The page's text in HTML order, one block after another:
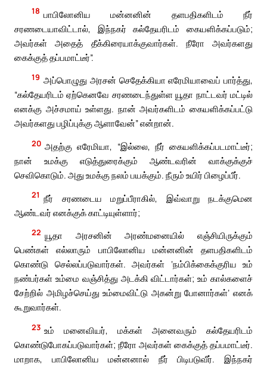
18 பாபிலோனிய மன்னனின் தளபதிகளிடம் நீர்
சரணடையாவிட்டால், இந்நகர் கல்தேயரிடம் கையளிக்கப்படும்;
அவர்கள் அதைத் தீக்கிரையாக்குவார்கள். நீரோ அவர்களது
கைக்குத் தப்பமாட்டீர்”.
19 அப்பொழுது அரசன் செதேக்கியா எரேமியாவைப் பார்த்து,
“கல்தேயரிடம் ஏற்கெனவே சரணடைந்துள்ள யூதா நாட்டவர் மட்டில்
எனக்கு அச்சமாய் உள்ளது. நான் அவர்களிடம் கையளிக்கப்பட்டு
அவர்களது பழிப்புக்கு ஆளாவேன்” என்றான்.
20 அதற்கு எரேமியா, “இல்லை, நீர் கையளிக்கப்படமாட்டீர்;
நான் உமக்கு எடுத்துரைக்கும் ஆண்டவரின் வாக்குக்குச்
செவிகொடும். அது உமக்கு நலம் பயக்கும். நீரும் உயிர் பிழைப்பீர்.
21 நீர் சரணடைய மறுப்பீராகில், இவ்வாறு நடக்குமென
ஆண்டவர் எனக்குக் காட்டியுள்ளார்;
22 யூதா அரசனின் அரண்மனையில் எஞ்சியிருக்கும்
பெண்கள் எல்லாரும் பாபிலோனிய மன்னனின் தளபதிகளிடம்
கொண்டு செல்லப்படுவார்கள். அவர்கள் ‘நம்பிக்கைக்குரிய உம்
நண்பர்கள் உம்மை வஞ்சித்து அடக்கி விட்டார்கள்; உம் கால்களைச்
சேற்றில் அமிழச்செய்து உம்மைவிட்டு அகன்று போனார்கள்’ எனக்
கூறுவார்கள்.
23 உம் மனைவியர், மக்கள் அனைவரும் கல்தேயரிடம்
கொண்டுபோகப்படுவார்கள்; நீரோ அவர்கள் கைக்குத் தப்பமாட்டீர்.
மாறாக, பாபிலோனிய மன்னனால் நீர் பிடிபடுவீர். இந்நகர்